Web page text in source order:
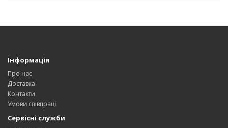
Інформація
Про нас
Доставка
Контакти
Умови співпраці
Сервісні служби